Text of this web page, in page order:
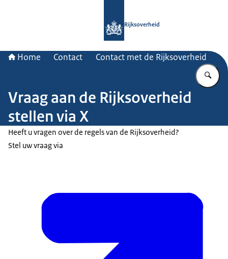
Rijksoverheid
Home Contact Contact met de Rijksoverheid
Vraag aan de Rijksoverheid
stellen via X
Heeft u vragen over de regels van de Rijksoverheid?
Stel uw vraag via